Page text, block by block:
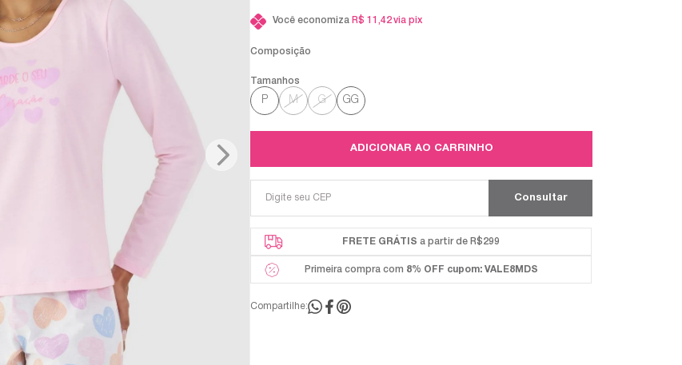
Você economiza R$ 11,42via pix
Composição
P M G GG
ADICIONAR AO CARRINHO
FRETE GRÁTIS a partir de R$299
Primeira compra com 8% OFF cupom: VALE8MDS
Compartilhe: